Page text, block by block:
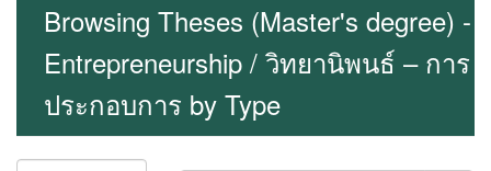
Browsing Theses (Master's degree) -
Entrepreneurship / วิทยานิพนธ์ – การ
ประกอบการ by Type